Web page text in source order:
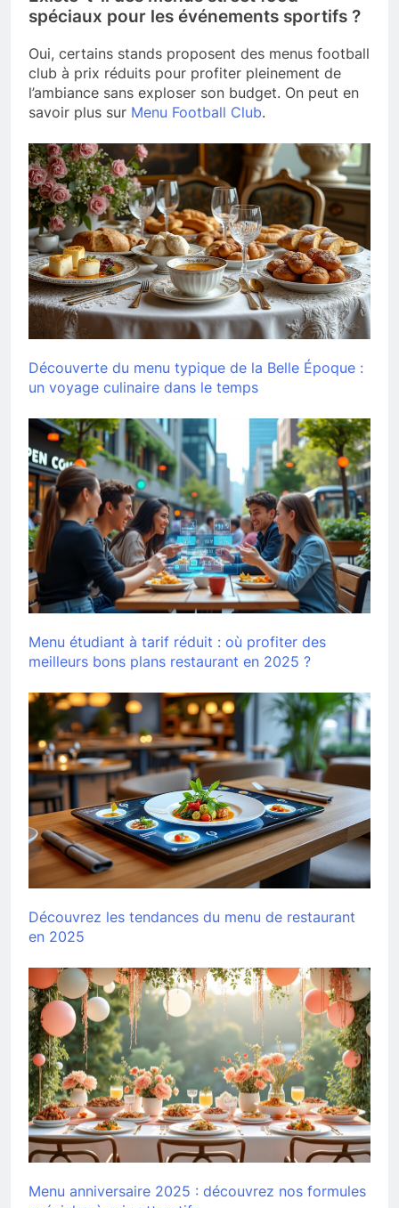
spéciaux pour les événements sportifs ?
Oui, certains stands proposent des menus football
club à prix réduits pour profiter pleinement de
l’ambiance sans exploser son budget. On peut en
savoir plus sur Menu Football Club.
Découverte du menu typique de la Belle Époque :
un voyage culinaire dans le temps
Menu étudiant à tarif réduit : où profiter des
meilleurs bons plans restaurant en 2025 ?
Découvrez les tendances du menu de restaurant
en 2025
Menu anniversaire 2025 : découvrez nos formules